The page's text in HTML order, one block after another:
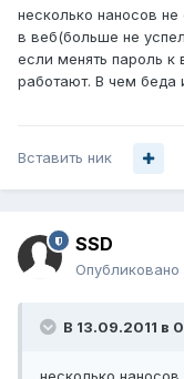
несколько наносов
в веб(больше не
если менять пароль к
работают. В чем беда
Вставить ник
SSD
Опубликовано
В 13.09.2011 в